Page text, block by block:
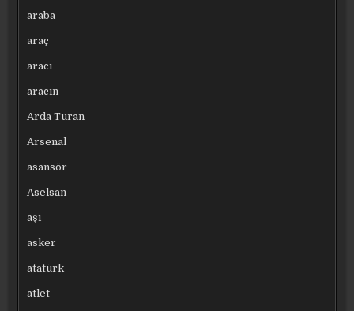
araba
araç
aracı
aracın
Arda Turan
Arsenal
asansör
Aselsan
aşı
asker
atatürk
atlet